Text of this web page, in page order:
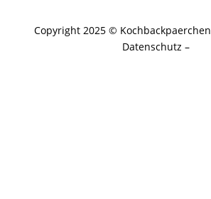
Copyright 2025 © Kochbackpaerchen
Datenschutz –